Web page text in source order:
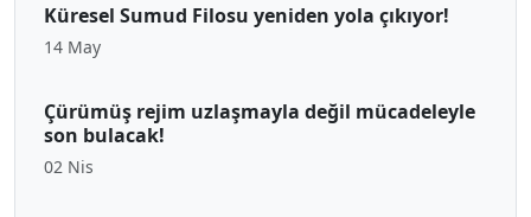
Küresel Sumud Filosu yeniden yola çıkıyor!
14 May
Çürümüş rejim uzlaşmayla değil mücadeleyle
son bulacak!
02 Nis